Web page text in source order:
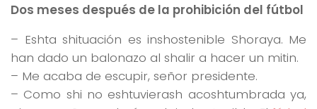
Dos meses después de la prohibición del fútbol
– Eshta shituación es inshostenible Shoraya. Me
han dado un balonazo al shalir a hacer un mitin.
– Me acaba de escupir, señor presidente.
– Como shi no eshtuvierash acoshtumbrada ya,